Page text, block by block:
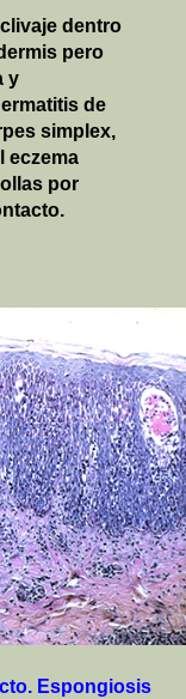
dentro
pero
y
de
simplex,
eczema
por
Espongiosis